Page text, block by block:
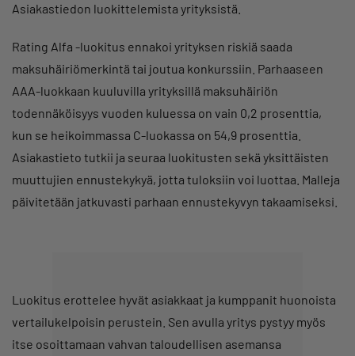
Asiakastiedon luokittelemista yrityksistä.
Rating Alfa -luokitus ennakoi yrityksen riskiä saada
maksuhäiriömerkintä tai joutua konkurssiin. Parhaaseen
AAA-luokkaan kuuluvilla yrityksillä maksuhäiriön
todennäköisyys vuoden kuluessa on vain 0,2 prosenttia,
kun se heikoimmassa C-luokassa on 54,9 prosenttia.
Asiakastieto tutkii ja seuraa luokitusten sekä yksittäisten
muuttujien ennustekykyä, jotta tuloksiin voi luottaa. Malleja
päivitetään jatkuvasti parhaan ennustekyvyn takaamiseksi.
Luokitus erottelee hyvät asiakkaat ja kumppanit huonoista
vertailukelpoisin perustein. Sen avulla yritys pystyy myös
itse osoittamaan vahvan taloudellisen asemansa